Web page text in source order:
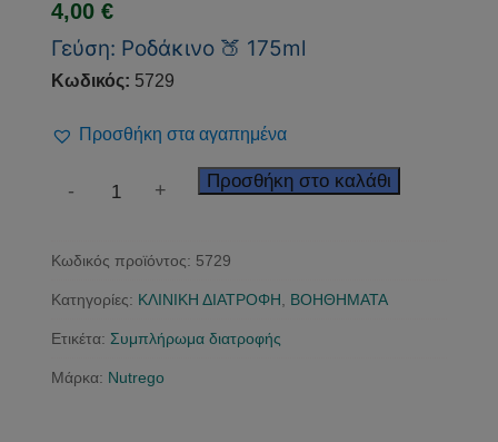
4,00 €
Γεύση: Ροδάκινο 🍑 175ml
Κωδικός: 5729
Προσθήκη στα αγαπημένα
🍑
ποσότητα
- + Προσθήκη στο καλάθι
Κωδικός προϊόντος: 5729
Κατηγορίες: ΚΛΙΝΙΚΗ ΔΙΑΤΡΟΦΗ, ΒΟΗΘΗΜΑΤΑ
Ετικέτα: Συμπλήρωμα διατροφής
Μάρκα: Nutrego